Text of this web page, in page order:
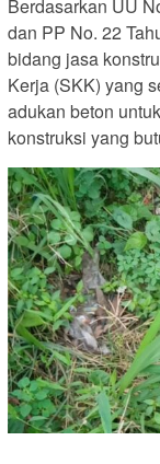
Berdasarkan UU
dan PP No. 22
bidang jasa
Kerja (SKK) yang
adukan beton
konstruksi yang